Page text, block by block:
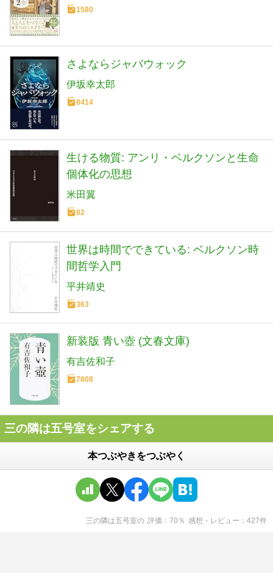
1580
さよならジャバウォック
伊坂幸太郎
8414
生ける物質: アンリ・ベルクソンと生命
個体化の思想
米田翼
82
世界は時間でできている: ベルクソン時
間哲学入門
平井靖史
363
新装版 青い壺 (文春文庫)
有吉佐和子
7808
三の隣は五号室をシェアする
本つぶやきをつぶやく
三の隣は五号室の 評価 70 ％ 感想・レビュー 427件